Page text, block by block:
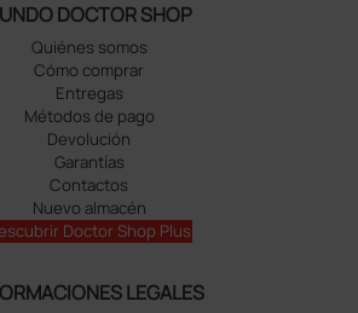
DOCTOR SHOP
Quiénes somos
Cómo comprar
Entregas
Métodos de pago
Devolución
Garantías
Contactos
Nuevo almacén
Doctor Shop Plus
LEGALES